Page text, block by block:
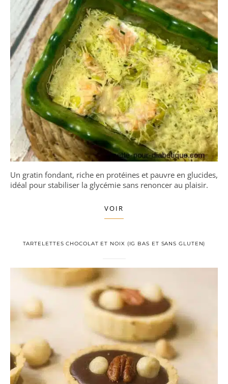
Un gratin fondant, riche en protéines et pauvre en glucides,
idéal pour stabiliser la glycémie sans renoncer au plaisir.
VOIR
TARTELETTES CHOCOLAT ET NOIX (IG BAS ET SANS GLUTEN)